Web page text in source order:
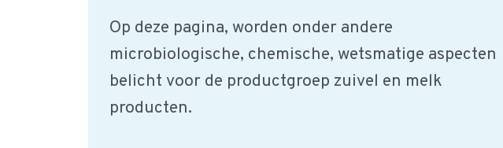
Op deze pagina, worden onder andere
microbiologische, chemische, wetsmatige aspecten
belicht voor de productgroep zuivel en melk
producten.